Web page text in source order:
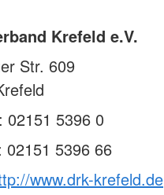
Krefeld e.V.
Str. 609
02151 5396 0
02151 5396 66
www.drk-krefeld.de